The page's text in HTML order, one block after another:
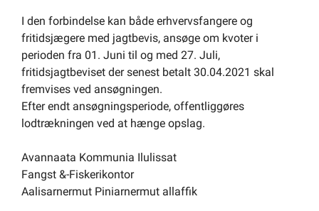
I den forbindelse kan både erhvervsfangere og
fritidsjægere med jagtbevis, ansøge om kvoter i
perioden fra 01. Juni til og med 27. Juli,
fritidsjagtbeviset der senest betalt 30.04.2021 skal
fremvises ved ansøgningen.
Efter endt ansøgningsperiode, offentliggøres
lodtrækningen ved at hænge opslag.
Avannaata Kommunia Ilulissat
Fangst &-Fiskerikontor
Aalisarnermut Piniarnermut allaffik